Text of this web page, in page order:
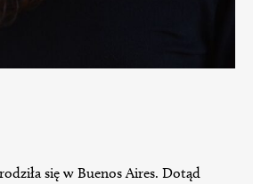
się w Buenos Aires. Dotąd